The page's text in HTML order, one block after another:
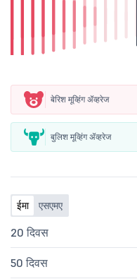
बेरिश मूव्हिंग ॲव्हरेज
बुलिश मूव्हिंग ॲव्हरेज
ईमा एसएमए
20 दिवस
50 दिवस